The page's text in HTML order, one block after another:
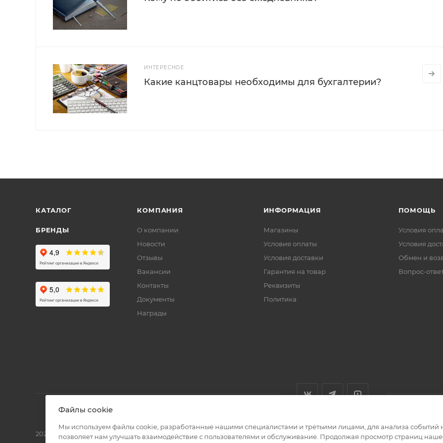
ИНТЕРЕСНОЕ
Какие канцтовары необходимы для бухгалтерии?
КАТАЛОГ
БРЕНДЫ
КОМПАНИЯ
О компании
Новости
Отзывы
Вакансии
Контакты
Документы
Награды
ИНФОРМАЦИЯ
Магазины
Условия оплаты
Условия доставки
Гарантия на товар
Реквизиты
Политика
ПОМОЩЬ
Условия
Условия
Обмен и
Вопрос-
2026 © Полиграф кит - интернет-магазин
Файлы cookie
Мы используем файлы cookie, разработанные нашими специалистами и третьими лицами, для анализа событий
позволяет нам улучшать взаимодействие с пользователями и обслуживание. Продолжая просмотр страниц